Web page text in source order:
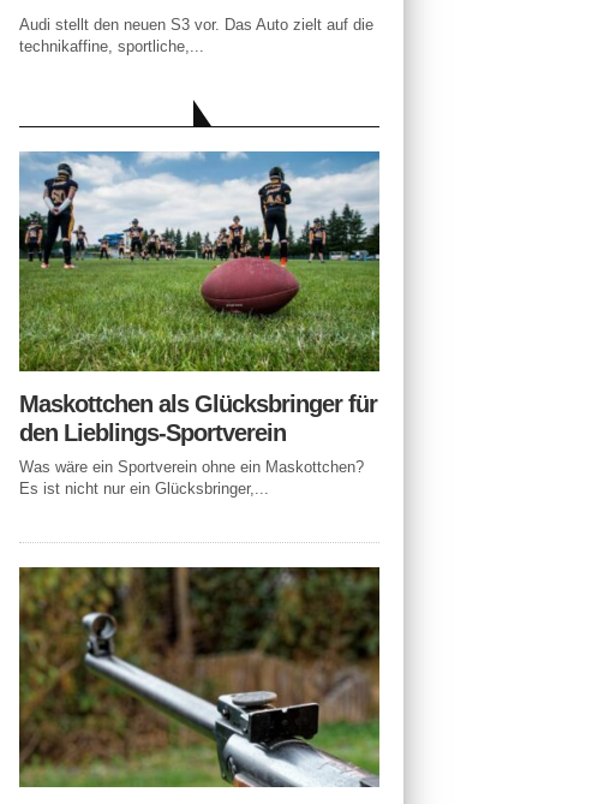
Audi stellt den neuen S3 vor. Das Auto zielt auf die
technikaffine, sportliche,...
Maskottchen als Glücksbringer für
den Lieblings-Sportverein
Was wäre ein Sportverein ohne ein Maskottchen?
Es ist nicht nur ein Glücksbringer,...